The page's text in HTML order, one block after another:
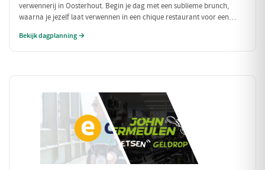
verwennerij in Oosterhout. Begin je dag met een sublieme brunch,
waarna je jezelf laat verwennen in een chique restaurant voor een
weg met een bezoek aan een exclusieve wellness. Een dag om nooit te
Bekijk dagplanning →